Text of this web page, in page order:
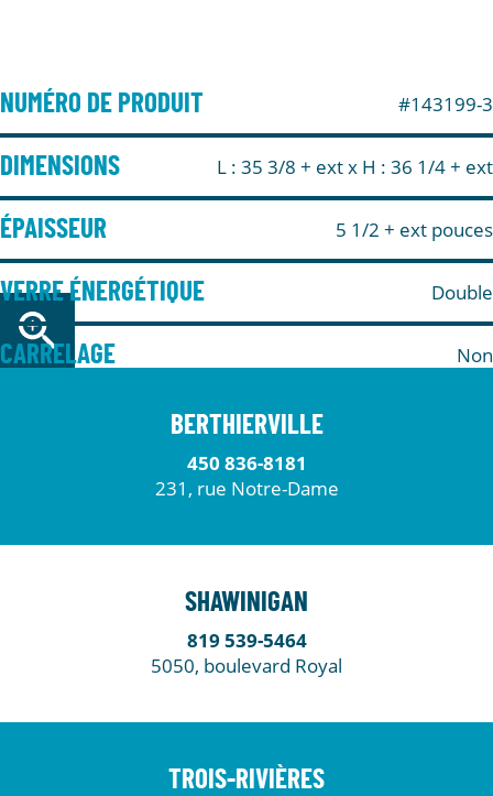
NUMÉRO DE PRODUIT #143199-3
DIMENSIONS L : 35 3/8 + extx H : 36 1/4 + ext
ÉPAISSEUR 5 1/2 + ext pouces
VERRE ÉNERGÉTIQUE Double
CARRELAGE Non
BERTHIERVILLE
450 836-8181
231, rue Notre-Dame
SHAWINIGAN
819 539-5464
5050, boulevard Royal
TROIS-RIVIÈRES